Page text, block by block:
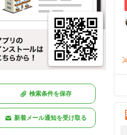
検索条件を保存
新着メール通知を受け取る